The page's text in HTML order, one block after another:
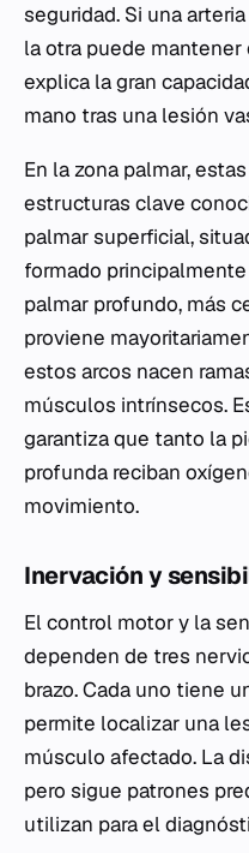
seguridad. Si una
la otra puede
explica la gran
mano tras una lesión
En la zona palmar,
estructuras clave
palmar superficial,
formado
palmar profundo, más
proviene
estos arcos nacen
músculos intrínsecos.
garantiza que tanto la
profunda reciban
movimiento.
Inervación y
El control motor y la
dependen de tres
brazo. Cada uno tiene
permite localizar una
músculo afectado. La
pero sigue patrones
utilizan para el